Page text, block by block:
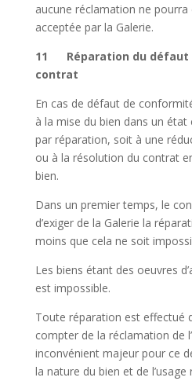
aucune réclamation ne
acceptée par la Galerie.
11 Réparation du défaut
contrat
En cas de défaut de
à la mise du bien dans un
par réparation, soit à une
ou à la résolution du contrat
bien.
Dans un premier temps, le
d’exiger de la Galerie la
moins que cela ne soit
Les biens étant des oeuvres
est impossible.
Toute réparation est effectué
compter de la réclamation de
inconvénient majeur pour ce
la nature du bien et de l’usage